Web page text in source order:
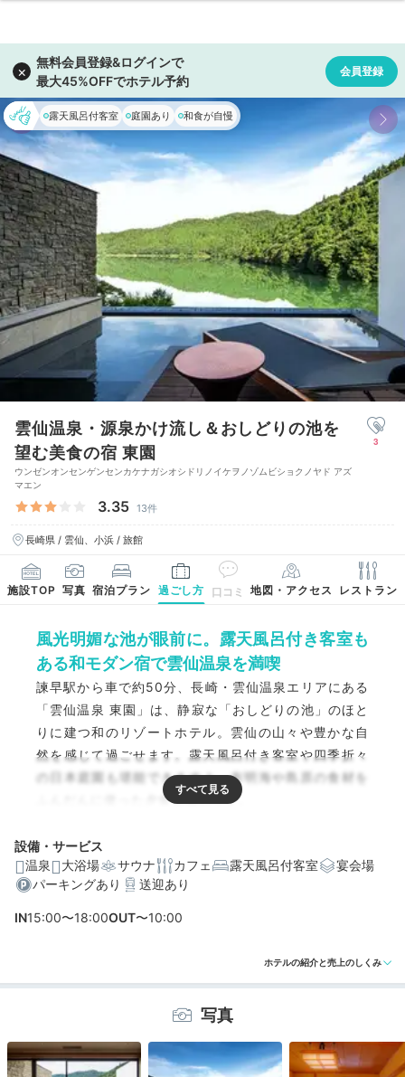
露天風呂付客室 庭園あり 和食が自慢
雲仙温泉・源泉かけ流し＆おしどりの池を
望む美食の宿 東園
ウンゼンオンセンゲンセンカケナガシオシドリノイケヲノゾムビショクノヤド アズ
マエン
3.35 13件
長崎県 / 雲仙、小浜 / 旅館
3
施設TOP 写真 宿泊プラン 過ごし方 口コミ 地図・アクセス レストラン
風光明媚な池が眼前に。露天風呂付き客室も
ある和モダン宿で雲仙温泉を満喫
諫早駅から車で約50分、長崎・雲仙温泉エリアにある
「雲仙温泉 東園」は、静寂な「おしどりの池」のほと
りに建つ和のリゾートホテル。雲仙の山々や豊かな自
然を感じて過ごせます。露天風呂付き客室や四季折々
の日本庭園も堪能できますよ。有明海や島原の食材を
ふんだんに使った夕食も魅力です。
編集部おすすめの３つのポイント
絶景レストランで食べる有明海の魚介や旬の野菜を使っ
た懐石料理
設備・サービス
温泉
大浴場 サウナ カフェ 露天風呂付客室
宴会場
パーキングあり
送迎あり
IN15:00〜18:00OUT〜10:00
ホテルの紹介と売上のしくみ
写真